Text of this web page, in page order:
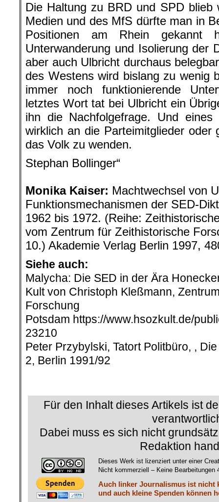
Die Haltung zu BRD und SPD blieb
Medien und des MfS dürfte man in
Positionen am Rhein gekannt
Unterwanderung und Isolierung der
aber auch Ulbricht durchaus
des Westens wird bislang zu wenig
immer noch funktionierende
letztes Wort tat bei Ulbricht ein
ihn die Nachfolgefrage. Und
wirklich an die Parteimitglieder oder
das Volk zu wenden.
Stephan Bollinger“
Monika Kaiser: Machtwechsel von
Funktionsmechanismen der SED-
1962 bis 1972. (Reihe:
vom Zentrum für Zeithistorische
10.) Akademie Verlag Berlin 1997,
Siehe auch:
Malycha: Die SED in der Ära
Kult von Christoph Kleßmann,
Forschung
Potsdam https://www.hsozkult.de/
23210
Peter Przybylski, Tatort Politbüro, ,
2, Berlin 1991/92
Für den Inhalt dieses Artikels ist
Dabei muss es sich nicht
Redaktion
Dieses Werk ist lizenziert unter einer
Nicht kommerziell – Keine Bearbeitungen
Auch linker Journalismus ist nicht
und auch kleine Spenden können